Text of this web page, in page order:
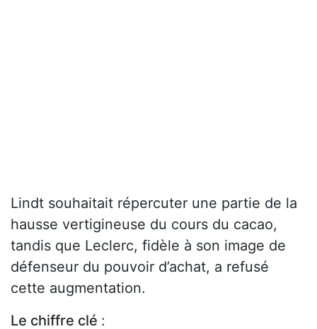
Lindt souhaitait répercuter une partie de la
hausse vertigineuse du cours du cacao,
tandis que Leclerc, fidèle à son image de
défenseur du pouvoir d’achat, a refusé
cette augmentation.
Le chiffre clé :